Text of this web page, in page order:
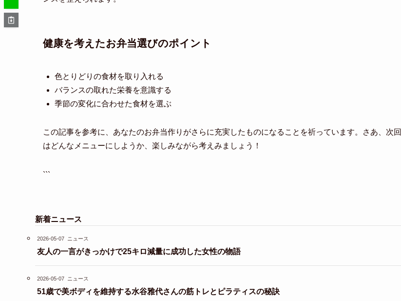
健康を考えたお弁当選びのポイント
色とりどりの食材を取り入れる
バランスの取れた栄養を意識する
季節の変化に合わせた食材を選ぶ
この記事を参考に、あなたのお弁当作りがさらに充実したものになることを祈っています。さあ、次
はどんなメニューにしようか、楽しみながら考えみましょう！
```
新着ニュース
2026-05-07 ニュース
友人の一言がきっかけで25キロ減量に成功した女性の物語
2026-05-07 ニュース
51歳で美ボディを維持する水谷雅代さんの筋トレとピラティスの秘訣